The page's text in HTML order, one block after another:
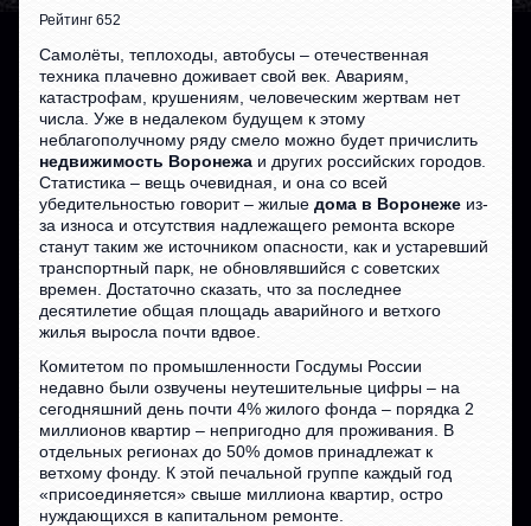
Рейтинг 652
Самолёты, теплоходы, автобусы – отечественная
техника плачевно доживает свой век. Авариям,
катастрофам, крушениям, человеческим жертвам нет
числа. Уже в недалеком будущем к этому
неблагополучному ряду смело можно будет причислить
недвижимость Воронежа и других российских городов.
Статистика – вещь очевидная, и она со всей
убедительностью говорит – жилыедома в Воронеже из-
за износа и отсутствия надлежащего ремонта вскоре
станут таким же источником опасности, как и устаревший
транспортный парк, не обновлявшийся с советских
времен. Достаточно сказать, что за последнее
десятилетие общая площадь аварийного и ветхого
жилья выросла почти вдвое.
Комитетом по промышленности Госдумы России
недавно были озвучены неутешительные цифры – на
сегодняшний день почти 4% жилого фонда – порядка 2
миллионов квартир – непригодно для проживания. В
отдельных регионах до 50% домов принадлежат к
ветхому фонду. К этой печальной группе каждый год
«присоединяется» свыше миллиона квартир, остро
нуждающихся в капитальном ремонте.